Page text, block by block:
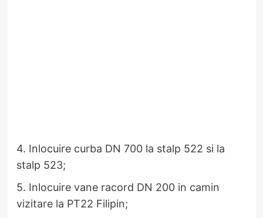
4. Inlocuire curba DN 700 la stalp 522 si la
stalp 523;
5. Inlocuire vane racord DN 200 in camin
vizitare la PT22 Filipin;